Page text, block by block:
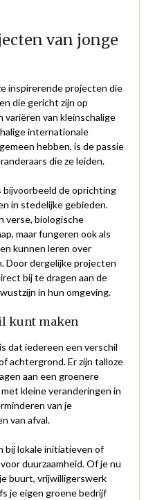
van jonge
inspirerende projecten die
die gericht zijn op
variëren van kleinschalige
internationale
hebben, is de passie
die ze leiden.
bijvoorbeeld de oprichting
in stedelijke gebieden.
verse, biologische
maar fungeren ook als
kunnen leren over
Door dergelijke projecten
bij te dragen aan de
in hun omgeving.
kunt maken
dat iedereen een verschil
achtergrond. Er zijn talloze
aan een groenere
kleine veranderingen in
van je
van afval.
bij lokale initiatieven of
duurzaamheid. Of je nu
buurt, vrijwilligerswerk
je eigen groene bedrijf